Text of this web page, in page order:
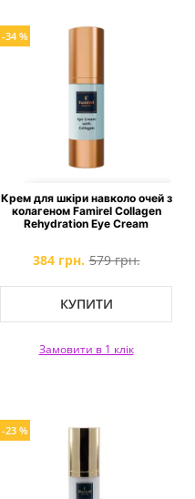
-34 %
Крем для шкіри навколо очей з
колагеном Famirel Collagen
Rehydration Eye Cream
384 грн. 579 грн.
КУПИТИ
Замовити в 1 клік
-23 %